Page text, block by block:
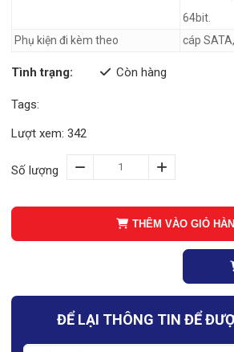
64bit.
Phụ kiện đi kèm theo
cáp SATA,
Tình trạng: Còn hàng
Tags:
Lượt xem: 342
Số lượng
THÊM VÀO GIỎ
ĐỂ LẠI THÔNG TIN ĐỂ